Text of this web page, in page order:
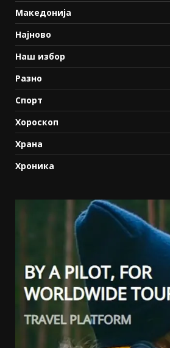
Македонија
Најново
Наш избор
Разно
Спорт
Хороскоп
Храна
Хроника